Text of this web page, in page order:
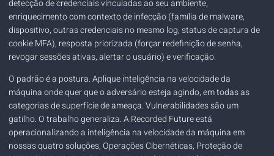
detecção de credenciais vinculadas ao seu ambiente,
enriquecimento com contexto de infecção (família de malware,
dispositivo, outras credenciais no mesmo log, status de captura de
cookie MFA), resposta priorizada (forçar redefinição de senha,
revogar sessões ativas, alertar o usuário) e verificação.
O padrão é a postura. Aplique inteligência na velocidade da
máquina onde quer que o adversário esteja agindo, em todas as
categorias de superfície de ameaça. Vulnerabilidades são um
gatilho. O trabalho generaliza. A Recorded Future está
operacionalizando a inteligência na velocidade da máquina em
nossas quatro soluções,Operações Cibernéticas, Proteção de